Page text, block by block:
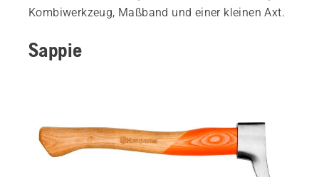
Kombiwerkzeug, Maßband und einer kleinen Axt.
Sappie